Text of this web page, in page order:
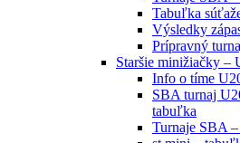
Tabuľka
Výsledky
Prípravný
Staršie minižiačky –
Info o tíme
SBA turnaj
tabuľka
Turnaje SBA